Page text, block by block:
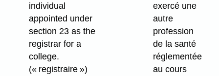
individual
appointed under
section 23 as the
registrar for a
college.
(« registraire »)
exercé une
autre
profession
de la santé
réglementée
au cours